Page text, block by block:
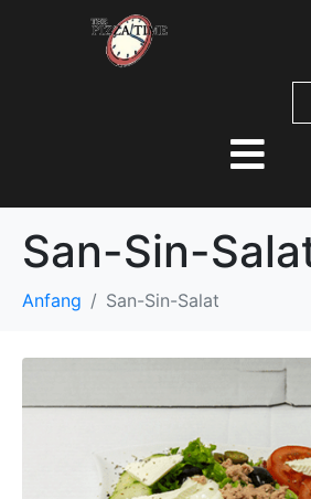
San-Sin-
Anfang San-Sin-Salat